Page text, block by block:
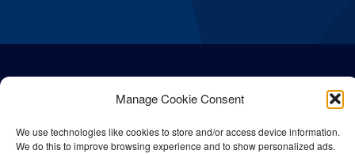
Manage Cookie Consent
We use technologies like cookies to store and/or access device information.
We do this to improve browsing experience and to show personalized ads.